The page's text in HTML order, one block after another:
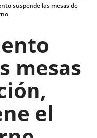
suspende las mesas de
mesas
el